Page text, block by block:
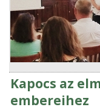
Kapocs az
embereihez